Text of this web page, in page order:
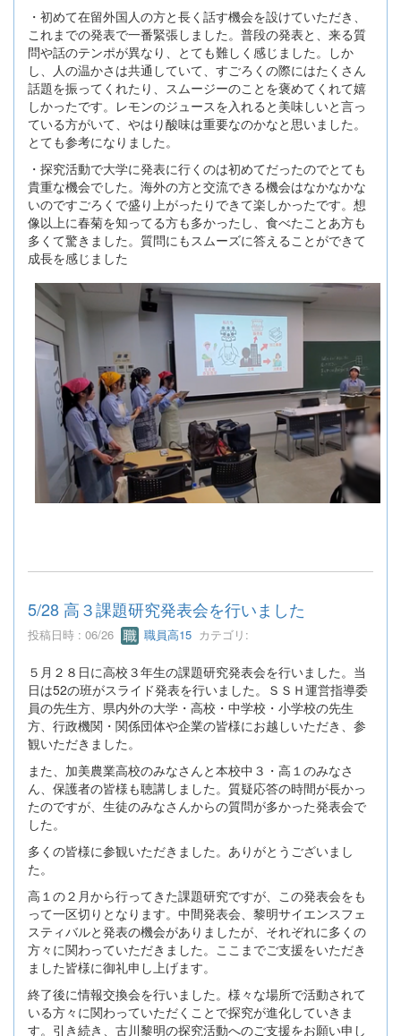
・初めて在留外国人の方と長く話す機会を設けていただき、
これまでの発表で一番緊張しました。普段の発表と、来る質
問や話のテンポが異なり、とても難しく感じました。しか
し、人の温かさは共通していて、すごろくの際にはたくさん
話題を振ってくれたり、スムージーのことを褒めてくれて嬉
しかったです。レモンのジュースを入れると美味しいと言っ
ている方がいて、やはり酸味は重要なのかなと思いました。
とても参考になりました。
・探究活動で大学に発表に行くのは初めてだったのでとても
貴重な機会でした。海外の方と交流できる機会はなかなかな
いのですごろくで盛り上がったりできて楽しかったです。想
像以上に春菊を知ってる方も多かったし、食べたことあ方も
多くて驚きました。質問にもスムーズに答えることができて
成長を感じました
5/28 高３課題研究発表会を行いました
投稿日時 : 06/26 職員高15 カテゴリ:
５月２８日に高校３年生の課題研究発表会を行いました。当
日は52の班がスライド発表を行いました。ＳＳＨ運営指導委
員の先生方、県内外の大学・高校・中学校・小学校の先生
方、行政機関・関係団体や企業の皆様にお越しいただき、参
観いただきました。
また、加美農業高校のみなさんと本校中３・高１のみなさ
ん、保護者の皆様も聴講しました。質疑応答の時間が長かっ
たのですが、生徒のみなさんからの質問が多かった発表会で
した。
多くの皆様に参観いただきました。ありがとうございまし
た。
高１の２月から行ってきた課題研究ですが、この発表会をも
って一区切りとなります。中間発表会、黎明サイエンスフェ
スティバルと発表の機会がありましたが、それぞれに多くの
方々に関わっていただきました。ここまでご支援をいただき
ました皆様に御礼申し上げます。
終了後に情報交換会を行いました。様々な場所で活動されて
いる方々に関わっていただくことで探究が進化していきま
す。引き続き、古川黎明の探究活動へのご支援をお願い申し